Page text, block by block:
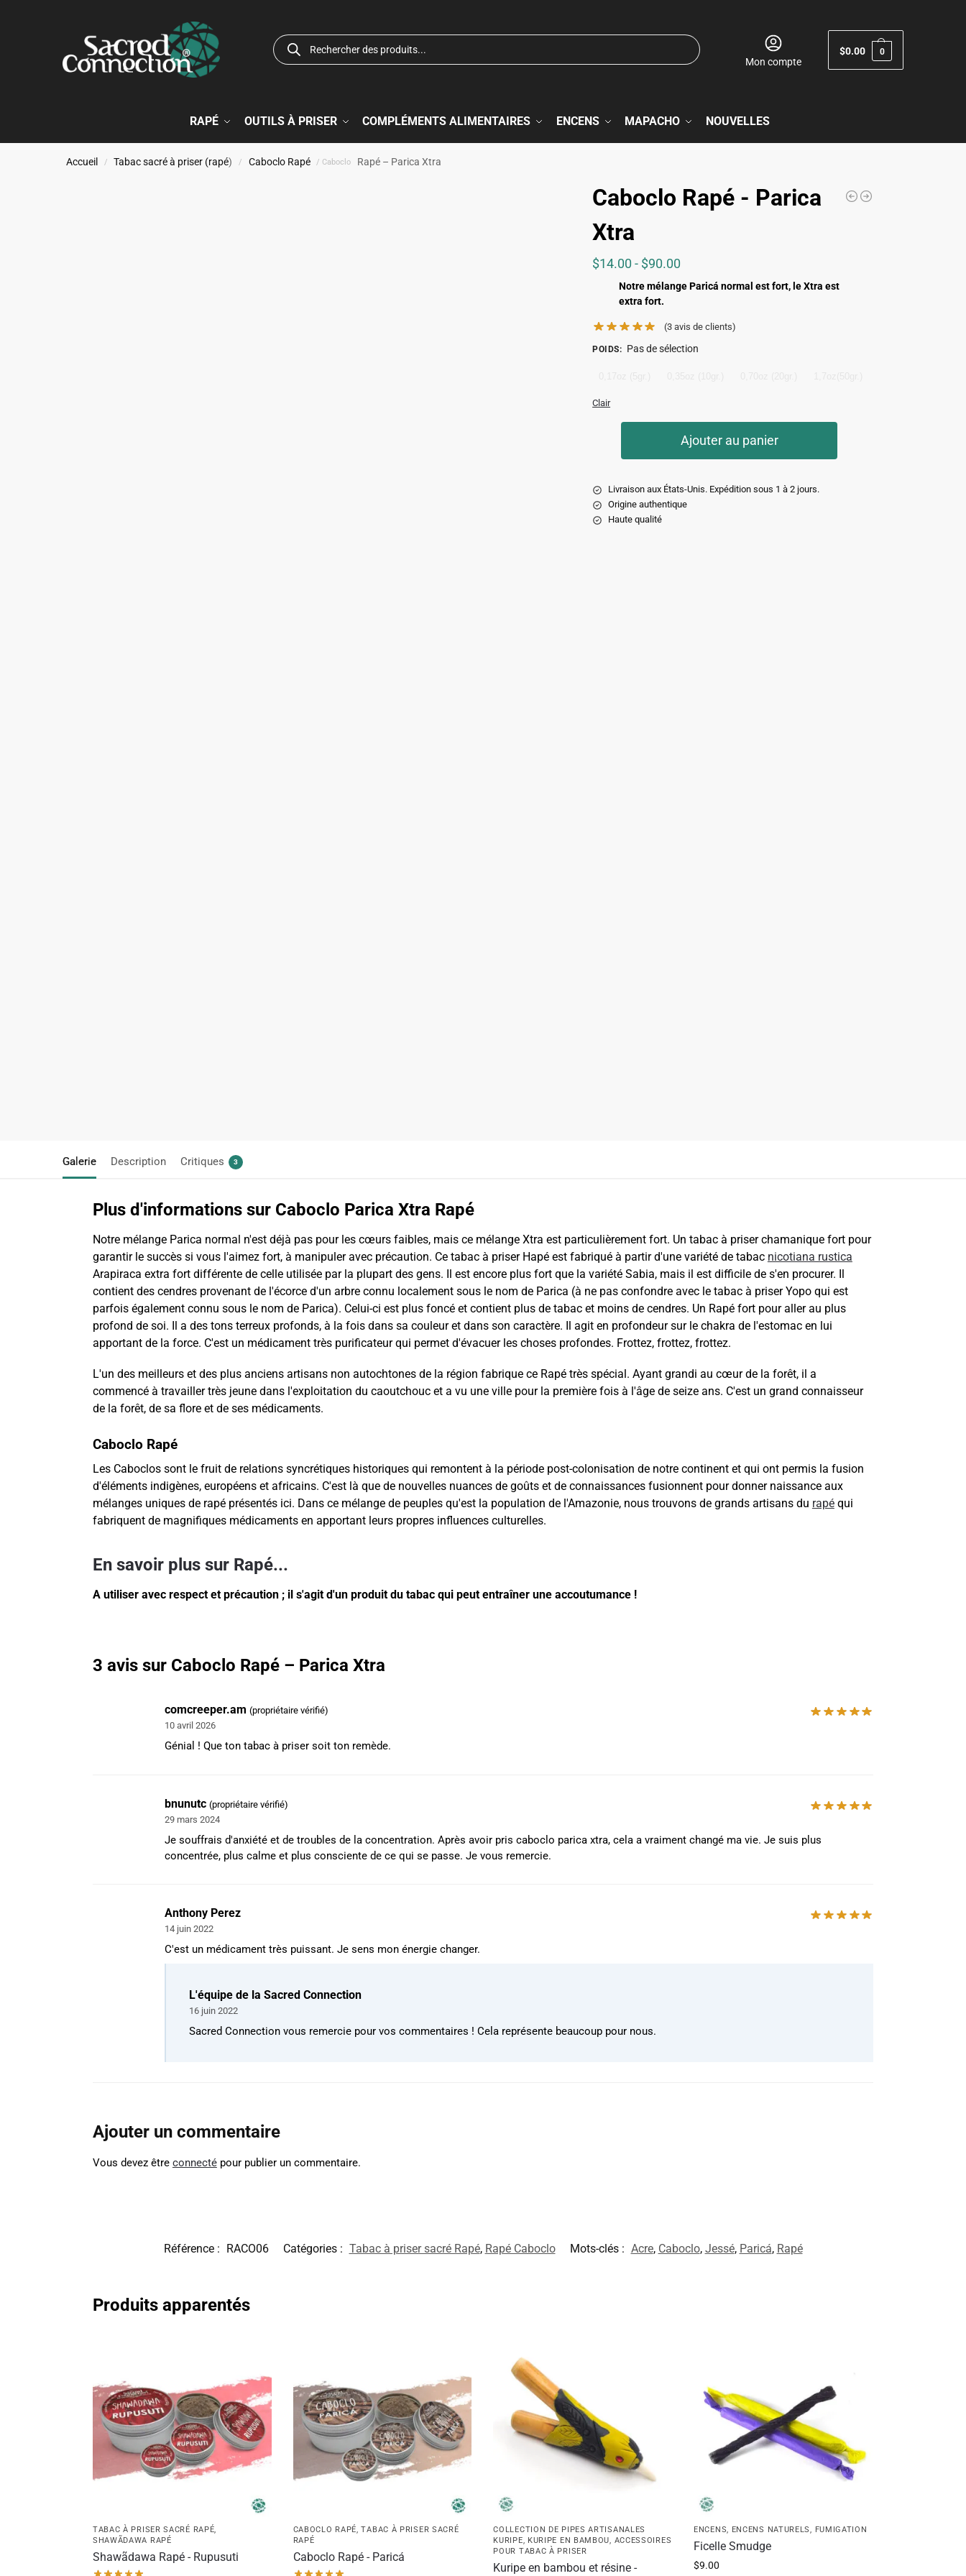
Mon compte
$0.00 0
RAPÉ OUTILS À PRISER COMPLÉMENTS ALIMENTAIRES ENCENS MAPACHO NOUVELLES
Accueil / Tabac sacré à priser (rapé) / Caboclo Rapé / Caboclo Rapé – Parica Xtra
Caboclo Rapé - Parica
Xtra
$14.00 - $90.00
Notre mélange Paricá normal est fort, le Xtra est
extra fort.
(3avis de clients)
POIDS: Pas de sélection
Clair
Ajouter au panier
Livraison aux États-Unis. Expédition sous 1 à 2 jours.
Origine authentique
Haute qualité
Galerie Description Critiques 3
Plus d'informations sur Caboclo Parica Xtra Rapé
Notre mélange Parica normal n'est déjà pas pour les cœurs faibles, mais ce mélange Xtra est particulièrement fort. Un tabac à priser chamanique fort pour
garantir le succès si vous l'aimez fort, à manipuler avec précaution. Ce tabac à priser Hapé est fabriqué à partir d'une variété de tabac nicotiana rustica
Arapiraca extra fort différente de celle utilisée par la plupart des gens. Il est encore plus fort que la variété Sabia, mais il est difficile de s'en procurer. Il
contient des cendres provenant de l'écorce d'un arbre connu localement sous le nom de Parica (à ne pas confondre avec le tabac à priser Yopo qui est
parfois également connu sous le nom de Parica). Celui-ci est plus foncé et contient plus de tabac et moins de cendres. Un Rapé fort pour aller au plus
profond de soi. Il a des tons terreux profonds, à la fois dans sa couleur et dans son caractère. Il agit en profondeur sur le chakra de l'estomac en lui
apportant de la force. C'est un médicament très purificateur qui permet d'évacuer les choses profondes. Frottez, frottez, frottez.
L'un des meilleurs et des plus anciens artisans non autochtones de la région fabrique ce Rapé très spécial. Ayant grandi au cœur de la forêt, il a
commencé à travailler très jeune dans l'exploitation du caoutchouc et a vu une ville pour la première fois à l'âge de seize ans. C'est un grand connaisseur
de la forêt, de sa flore et de ses médicaments.
Caboclo Rapé
Les Caboclos sont le fruit de relations syncrétiques historiques qui remontent à la période post-colonisation de notre continent et qui ont permis la fusion
d'éléments indigènes, européens et africains. C'est là que de nouvelles nuances de goûts et de connaissances fusionnent pour donner naissance aux
mélanges uniques de rapé présentés ici. Dans ce mélange de peuples qu'est la population de l'Amazonie, nous trouvons de grands artisans du rapéqui
fabriquent de magnifiques médicaments en apportant leurs propres influences culturelles.
En savoir plus sur Rapé...
A utiliser avec respect et précaution ; il s'agit d'un produit du tabac qui peut entraîner une accoutumance !
3 avis sur Caboclo Rapé – Parica Xtra
comcreeper.am (propriétaire vérifié)
10 avril 2026
Génial ! Que ton tabac à priser soit ton remède.
bnunutc (propriétaire vérifié)
29 mars 2024
Je souffrais d'anxiété et de troubles de la concentration. Après avoir pris caboclo parica xtra, cela a vraiment changé ma vie. Je suis plus
concentrée, plus calme et plus consciente de ce qui se passe. Je vous remercie.
Anthony Perez
14 juin 2022
C'est un médicament très puissant. Je sens mon énergie changer.
L'équipe de la Sacred Connection
16 juin 2022
Sacred Connection vous remercie pour vos commentaires ! Cela représente beaucoup pour nous.
Ajouter un commentaire
Vous devez être connectépour publier un commentaire.
Référence : RACO06 Catégories : Tabac à priser sacré Rapé, Rapé Caboclo Mots-clés : Acre, Caboclo, Jessé, Paricá, Rapé
Produits apparentés
TABAC À PRISER SACRÉ RAPÉ,
SHAWÃDAWA RAPÉ
Shawãdawa Rapé - Rupusuti
CABOCLO RAPÉ,TABAC À PRISER SACRÉ
RAPÉ
Caboclo Rapé - Paricá
COLLECTION DE PIPES ARTISANALES
KURIPE, KURIPE EN BAMBOU, ACCESSOIRES
POUR TABAC À PRISER
Kuripe en bambou et résine -
ENCENS, ENCENS NATURELS, FUMIGATION
Ficelle Smudge
$9.00